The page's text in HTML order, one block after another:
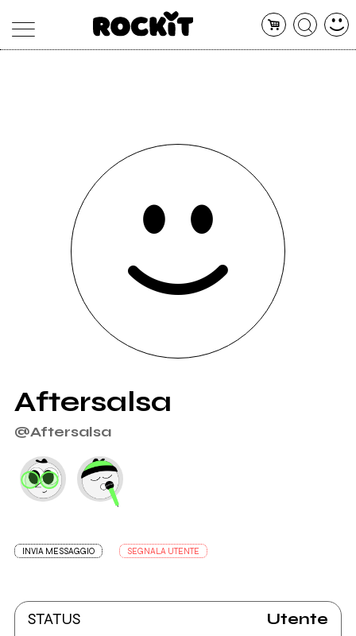
ARTISTI
CONCERTI
RADIO
Aftersalsa
@Aftersalsa
INVIA MESSAGGIO SEGNALA UTENTE
STATUS
Utente